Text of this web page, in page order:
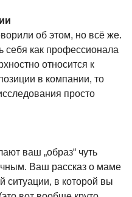
об этом, но всё же.
себя как профессионала
относится к
в компании, то
просто
ваш „образ“ чуть
Ваш рассказ о маме
ситуации, в которой вы